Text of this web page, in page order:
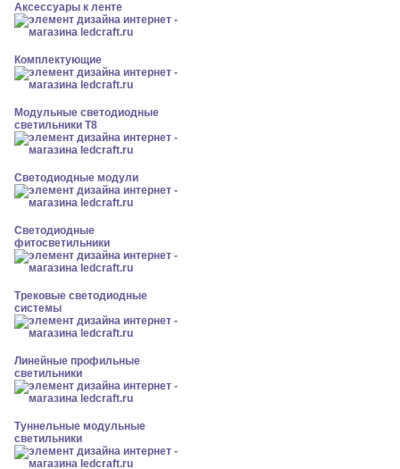
Аксессуары к ленте
Комплектующие
Модульные светодиодные
светильники Т8
Светодиодные модули
Светодиодные
фитосветильники
Трековые светодиодные
системы
Линейные профильные
светильники
Туннельные модульные
светильники